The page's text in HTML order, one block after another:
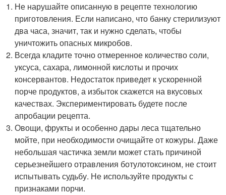
Не нарушайте описанную в рецепте технологию
приготовления. Если написано, что банку стерилизуют
два часа, значит, так и нужно сделать, чтобы
уничтожить опасных микробов.
Всегда кладите точно отмеренное количество соли,
уксуса, сахара, лимонной кислоты и прочих
консервантов. Недостаток приведет к ускоренной
порче продуктов, а избыток скажется на вкусовых
качествах. Экспериментировать будете после
апробации рецепта.
Овощи, фрукты и особенно дары леса тщательно
мойте, при необходимости очищайте от кожуры. Даже
небольшая частичка земли может стать причиной
серьезнейшего отравления ботулотоксином, не стоит
испытывать судьбу. Не используйте продукты с
признаками порчи.